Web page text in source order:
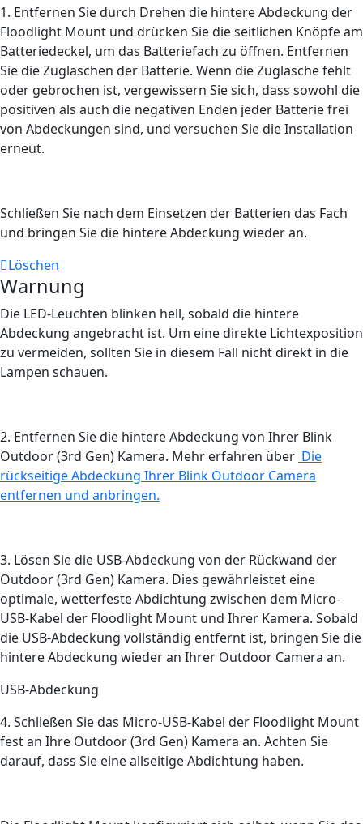
1. Entfernen Sie durch Drehen die hintere Abdeckung der
Floodlight Mount und drücken Sie die seitlichen Knöpfe am
Batteriedeckel, um das Batteriefach zu öffnen. Entfernen
Sie die Zuglaschen der Batterie. Wenn die Zuglasche fehlt
oder gebrochen ist, vergewissern Sie sich, dass sowohl die
positiven als auch die negativen Enden jeder Batterie frei
von Abdeckungen sind, und versuchen Sie die Installation
erneut.
Schließen Sie nach dem Einsetzen der Batterien das Fach
und bringen Sie die hintere Abdeckung wieder an.
Löschen
Warnung
Die LED-Leuchten blinken hell, sobald die hintere
Abdeckung angebracht ist. Um eine direkte Lichtexposition
zu vermeiden, sollten Sie in diesem Fall nicht direkt in die
Lampen schauen.
2. Entfernen Sie die hintere Abdeckung von Ihrer Blink
Outdoor (3rd Gen) Kamera. Mehr erfahren über Die
rückseitige Abdeckung Ihrer Blink Outdoor Camera
entfernen und anbringen.
3. Lösen Sie die USB-Abdeckung von der Rückwand der
Outdoor (3rd Gen) Kamera. Dies gewährleistet eine
optimale, wetterfeste Abdichtung zwischen dem Micro-
USB-Kabel der Floodlight Mount und Ihrer Kamera. Sobald
die USB-Abdeckung vollständig entfernt ist, bringen Sie die
hintere Abdeckung wieder an Ihrer Outdoor Camera an.
USB-Abdeckung
4. Schließen Sie das Micro-USB-Kabel der Floodlight Mount
fest an Ihre Outdoor (3rd Gen) Kamera an. Achten Sie
darauf, dass Sie eine allseitige Abdichtung haben.